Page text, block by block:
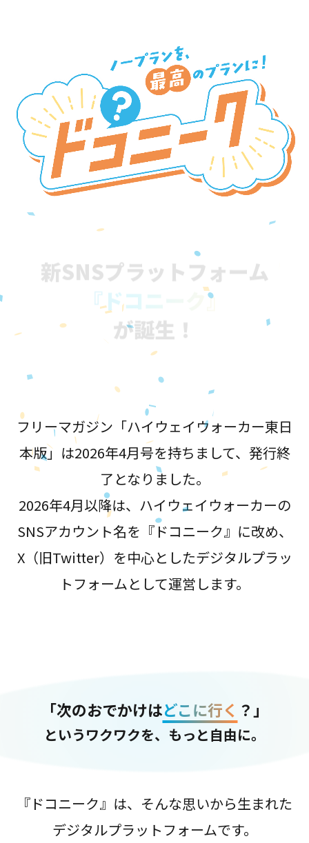
新SNSプラットフォーム
『ドコニーク』
が誕生！
フリーマガジン「ハイウェイウォーカー東日
本版」は2026年4月号を持ちまして、発行終
了となりました。
2026年4月以降は、ハイウェイウォーカーの
SNSアカウント名を『ドコニーク』に改め、
X（旧Twitter）を中心としたデジタルプラッ
トフォームとして運営します。
「次のおでかけはどこに行く ？」
というワクワクを、もっと自由に。
『ドコニーク』は、そんな思いから生まれた
デジタルプラットフォームです。